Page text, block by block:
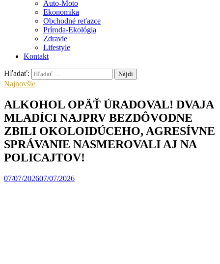
Auto-Moto
Ekonomika
Obchodné reťazce
Príroda-Ekológia
Zdravie
Lifestyle
Kontakt
Hľadať:
Najnovšie
ALKOHOL OPÄŤ ÚRADOVAL! DVAJA
MLADÍCI NAJPRV BEZDÔVODNE
ZBILI OKOLOIDÚCEHO, AGRESÍVNE
SPRÁVANIE NASMEROVALI AJ NA
POLICAJTOV!
07/07/202607/07/2026